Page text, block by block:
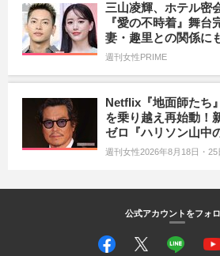
三山凌輝、ホテル密
『愛の不時着』舞台
妻・趣里との関係に
週刊女性PRIME
Netflix『地面師たち
を乗り越え再始動！
ゼロ『ハリソン山中
週刊女性2026年8月18日・25
公式アカウントをフォ